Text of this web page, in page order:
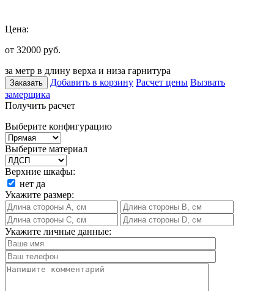
Цена:
от 32000 руб.
за метр в длину верха и низа гарнитура
Заказать Добавить в корзину Расчет цены Вызвать
замерщика
Получить расчет
Выберите конфигурацию
Выберите материал
Верхние шкафы:
нет да
Укажите размер:
Укажите личные данные: